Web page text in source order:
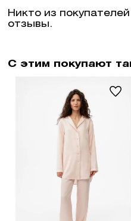
Никто из
отзывы.
С этим покупают